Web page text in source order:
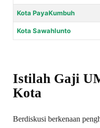
Kota PayaKumbuh
Kota Sawahlunto
Istilah Gaji
Kota
Berdiskusi berkenaan